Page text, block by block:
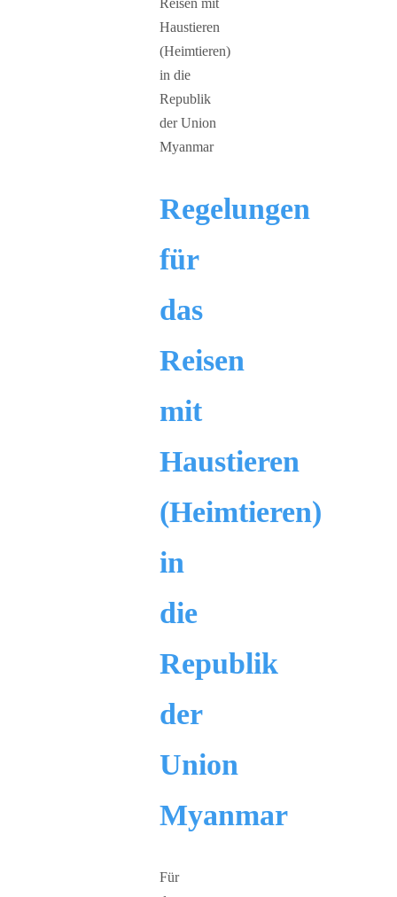
Regelungen
für
das
Reisen
mit
Haustieren
(Heimtieren)
in
die
Republik
der
Union
Myanmar
Für